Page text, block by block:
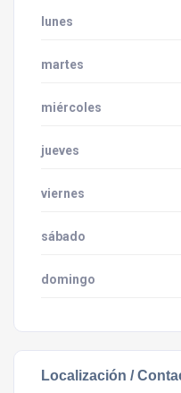
lunes
martes
miércoles
jueves
viernes
sábado
domingo
Localización /